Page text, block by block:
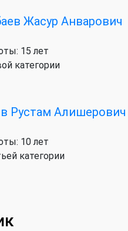
Жасур Анварович
15 лет
категории
Рустам Алишерович
10 лет
категории